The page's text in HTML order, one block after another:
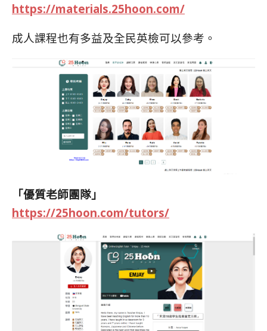
https://materials.25hoon.com/
成人課程也有多益及全民英檢可以參考。
「優質老師團隊」
https://25hoon.com/tutors/